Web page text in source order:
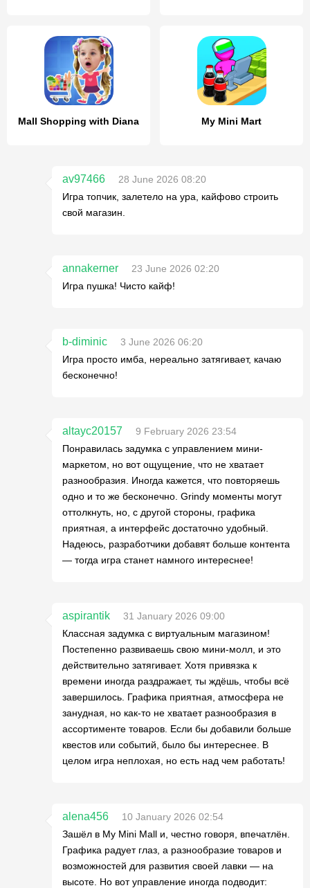
Mall Shopping with Diana My Mini Mart
av97466
28 June 2026 08:20
Игра топчик, залетело на ура, кайфово строить
свой магазин.
annakerner
23 June 2026 02:20
Игра пушка! Чисто кайф!
b-diminic
3 June 2026 06:20
Игра просто имба, нереально затягивает, качаю
бесконечно!
altayc20157
9 February 2026 23:54
Понравилась задумка с управлением мини-
маркетом, но вот ощущение, что не хватает
разнообразия. Иногда кажется, что повторяешь
одно и то же бесконечно. Grindy моменты могут
оттолкнуть, но, с другой стороны, графика
приятная, а интерфейс достаточно удобный.
Надеюсь, разработчики добавят больше контента
— тогда игра станет намного интереснее!
aspirantik
31 January 2026 09:00
Классная задумка с виртуальным магазином!
Постепенно развиваешь свою мини-молл, и это
действительно затягивает. Хотя привязка к
времени иногда раздражает, ты ждёшь, чтобы всё
завершилось. Графика приятная, атмосфера не
занудная, но как-то не хватает разнообразия в
ассортименте товаров. Если бы добавили больше
квестов или событий, было бы интереснее. В
целом игра неплохая, но есть над чем работать!
alena456
10 January 2026 02:54
Зашёл в My Mini Mall и, честно говоря, впечатлён.
Графика радует глаз, а разнообразие товаров и
возможностей для развития своей лавки — на
высоте. Но вот управление иногда подводит: